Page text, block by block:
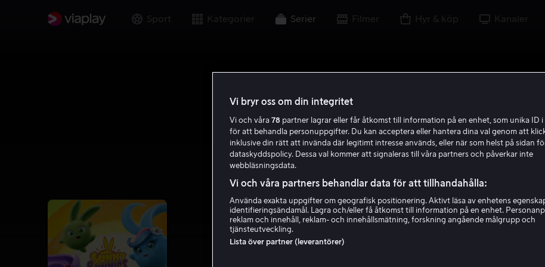
Sport Kategorier Serier Filmer Hyr & köp Kanaler
Vi bryr oss om din integritet
Vi och våra 78 partner lagrar eller får åtkomst till information på en enhet, som unika ID i
för att behandla personuppgifter. Du kan acceptera eller hantera dina val genom att
inklusive din rätt att invända där legitimt intresse används, eller när som helst på sidan
dataskyddspolicy. Dessa val kommer att signaleras till våra partners och påverkar inte
webbläsningsdata.
Vi och våra partners behandlar data för att tillhandahålla:
Använda exakta uppgifter om geografisk positionering. Aktivt läsa av enhetens
identifieringsändamål. Lagra och/eller få åtkomst till information på en enhet.
reklam och innehåll, reklam- och innehållsmätning, forskning angående målgrupp och
tjänsteutveckling.
Lista över partner (leverantörer)